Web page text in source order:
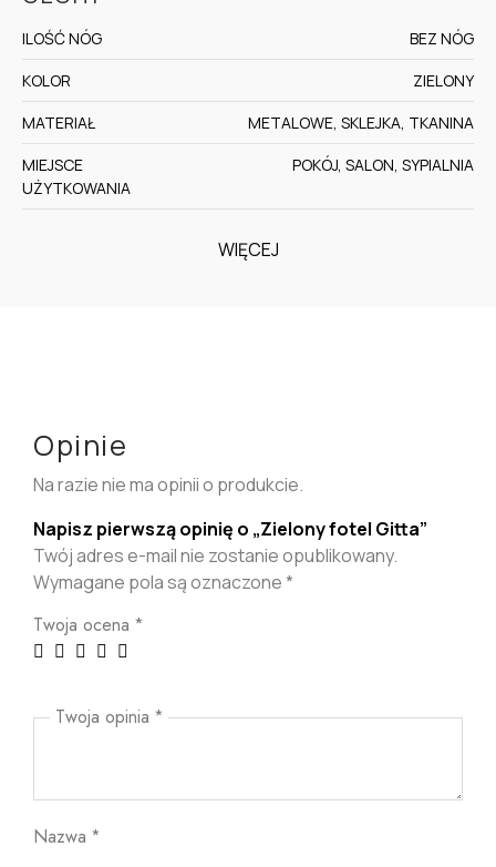
ILOŚĆ NÓG
BEZ NÓG
KOLOR
ZIELONY
MATERIAŁ
METALOWE, SKLEJKA, TKANINA
MIEJSCE
UŻYTKOWANIA
POKÓJ, SALON, SYPIALNIA
WIĘCEJ
Opinie
Na razie nie ma opinii o produkcie.
Napisz pierwszą opinię o „Zielony fotel Gitta”
Twój adres e-mail nie zostanie opublikowany.
Wymagane pola są oznaczone*
Twoja ocena *
Twoja opinia *
Nazwa *